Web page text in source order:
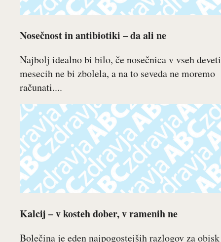
Nosečnost in antibiotiki – da ali ne
Najbolj idealno bi bilo, če nosečnica v vseh
mesecih ne bi zbolela, a na to seveda ne moremo
računati....
Kalcij – v kosteh dober, v ramenih ne
Bolečina je eden najpogostejših razlogov za obisk